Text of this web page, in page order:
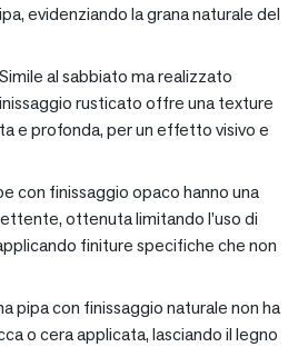
evidenziando la grana naturale del
al sabbiato ma realizzato
rusticato offre una texture
e profonda, per un effetto visivo e
con finissaggio opaco hanno una
ottenuta limitando l’uso di
finiture specifiche che non
pipa con finissaggio naturale non ha
o cera applicata, lasciando il legno